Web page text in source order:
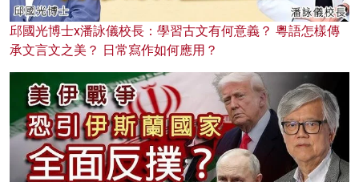
邱國光博士x潘詠儀校長：學習古文有何意義？ 粵語怎樣傳
承文言文之美？ 日常寫作如何應用？